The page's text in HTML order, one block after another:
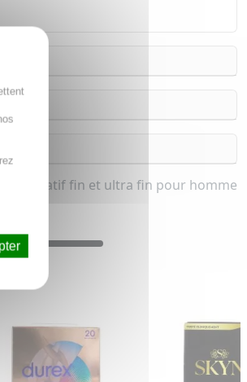
Préservatif fin et ultra fin pour homme